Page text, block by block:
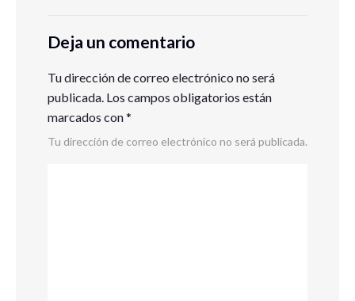
Deja un comentario
Tu dirección de correo electrónico no será
publicada. Los campos obligatorios están
marcados con*
Tu dirección de correo electrónico no será publicada.